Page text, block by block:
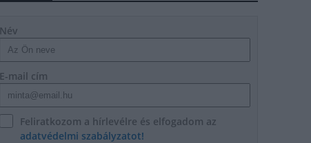
Név
E-mail cím
Feliratkozom a hírlevélre és elfogadom az
adatvédelmi szabályzatot!